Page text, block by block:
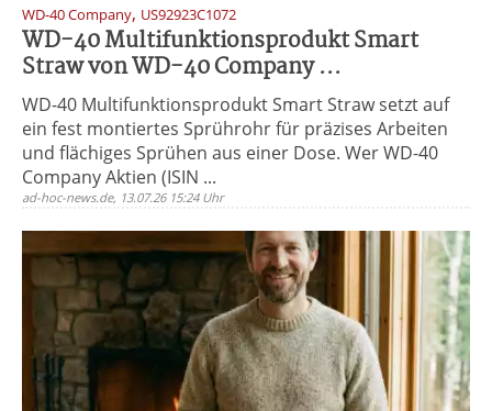
WD-40 Company, US92923C1072
WD-40 Multifunktionsprodukt Smart
Straw von WD-40 Company ...
WD-40 Multifunktionsprodukt Smart Straw setzt auf
ein fest montiertes Sprührohr für präzises Arbeiten
und flächiges Sprühen aus einer Dose. Wer WD-40
Company Aktien (ISIN ...
ad-hoc-news.de, 13.07.26 15:24 Uhr